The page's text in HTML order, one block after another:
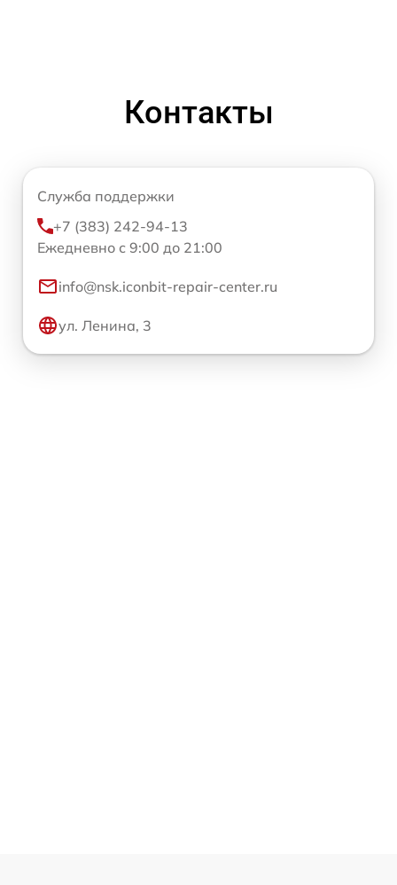
Контакты
Служба поддержки
+7 (383) 242-94-13
Ежедневно с 9:00 до 21:00
info@nsk.iconbit-repair-center.ru
ул. Ленина, 3